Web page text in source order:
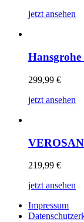
jetzt ansehen
Hansgrohe
299,99 €
jetzt ansehen
219,99 €
jetzt ansehen
Impressum